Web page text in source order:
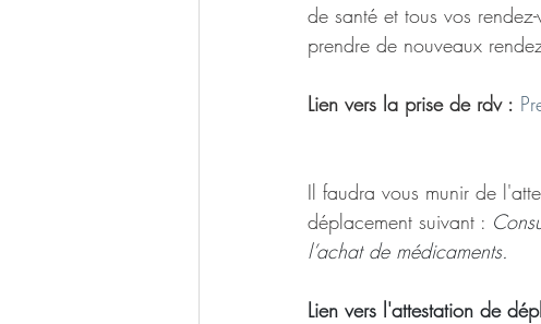
de santé et tous vos
prendre de nouveaux
Lien vers la prise de rdv :
Il faudra vous munir de
déplacement suivant :
l’achat de médicaments.
Lien vers l'attestation de